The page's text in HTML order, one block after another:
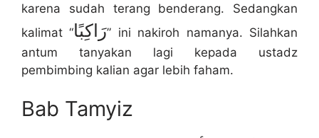
karena sudah terang benderang. Sedangkan
kalimat “رَاكِبًا” ini nakiroh namanya. Silahkan
antum tanyakan lagi kepada ustadz
pembimbing kalian agar lebih faham.
Bab Tamyiz